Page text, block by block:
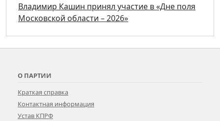
Владимир Кашин принял участие в «Дне поля
Московской области – 2026»
О ПАРТИИ
Краткая справка
Контактная информация
Устав КПРФ